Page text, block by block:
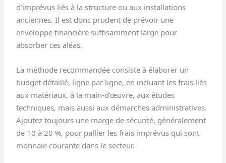
d’imprévus liés à la structure ou aux installations
anciennes. Il est donc prudent de prévoir une
enveloppe financière suffisamment large pour
absorber ces aléas.
La méthode recommandée consiste à élaborer un
budget détaillé, ligne par ligne, en incluant les frais liés
aux matériaux, à la main-d’œuvre, aux études
techniques, mais aussi aux démarches administratives.
Ajoutez toujours une marge de sécurité, généralement
de 10 à 20 %, pour pallier les frais imprévus qui sont
monnaie courante dans le secteur.